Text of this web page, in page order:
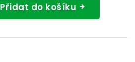
Přidat do košíku